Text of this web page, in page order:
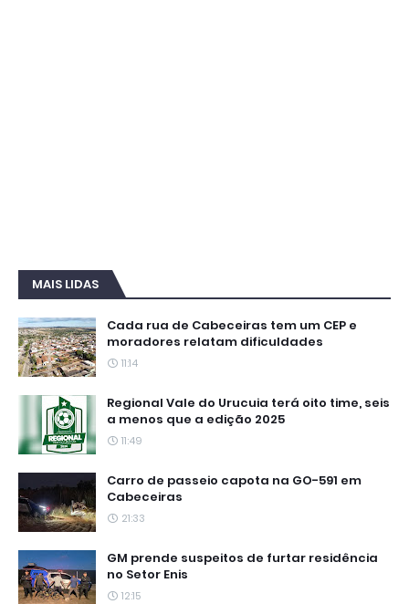
MAIS LIDAS
Cada rua de Cabeceiras tem um CEP e
moradores relatam dificuldades
11:14
Regional Vale do Urucuia terá oito time, seis
a menos que a edição 2025
11:49
Carro de passeio capota na GO-591 em
Cabeceiras
21:33
GM prende suspeitos de furtar residência
no Setor Enis
12:15